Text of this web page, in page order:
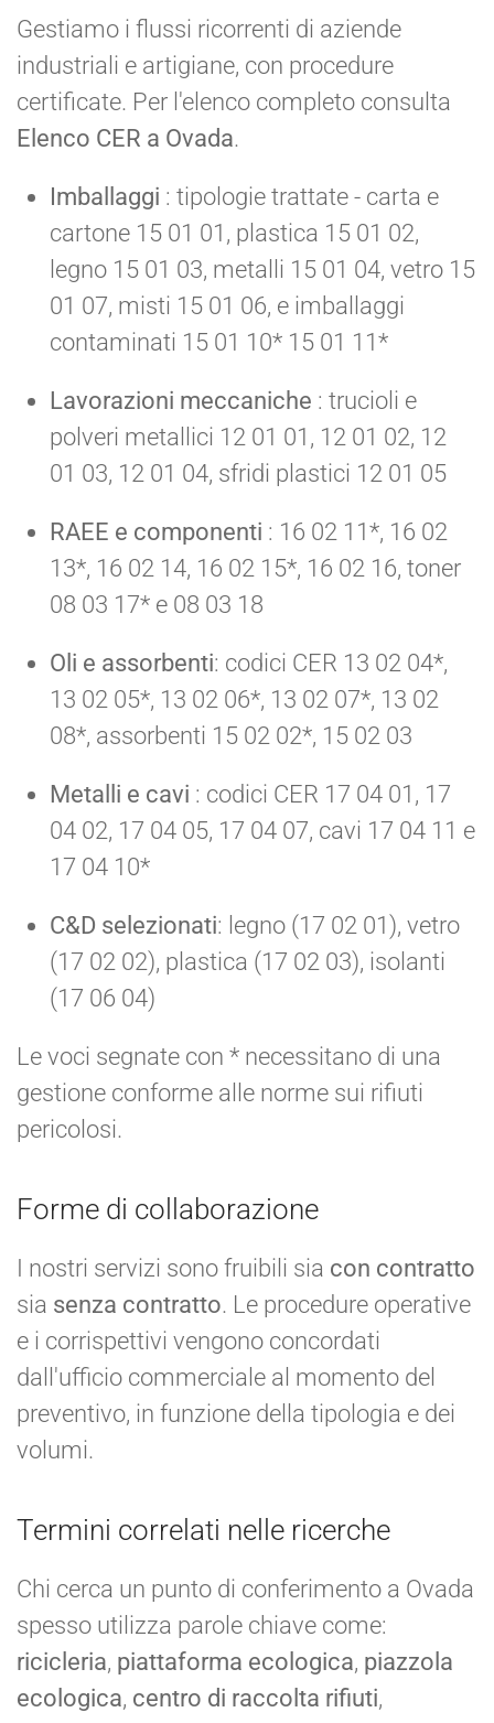
Gestiamo i flussi ricorrenti di aziende
industriali e artigiane, con procedure
certificate. Per l'elenco completo consulta
Elenco CER a Ovada.
Imballaggi : tipologie trattate - carta e
cartone 15 01 01, plastica 15 01 02,
legno 15 01 03, metalli 15 01 04, vetro 15
01 07, misti 15 01 06, e imballaggi
contaminati 15 01 10* 15 01 11*
Lavorazioni meccaniche : trucioli e
polveri metallici 12 01 01, 12 01 02, 12
01 03, 12 01 04, sfridi plastici 12 01 05
RAEE e componenti : 16 02 11*, 16 02
13*, 16 02 14, 16 02 15*, 16 02 16, toner
08 03 17* e 08 03 18
Oli e assorbenti: codici CER 13 02 04*,
13 02 05*, 13 02 06*, 13 02 07*, 13 02
08*, assorbenti 15 02 02*, 15 02 03
Metalli e cavi : codici CER 17 04 01, 17
04 02, 17 04 05, 17 04 07, cavi 17 04 11 e
17 04 10*
C&D selezionati: legno (17 02 01), vetro
(17 02 02), plastica (17 02 03), isolanti
(17 06 04)
Le voci segnate con * necessitano di una
gestione conforme alle norme sui rifiuti
pericolosi.
Forme di collaborazione
I nostri servizi sono fruibili sia con contratto
sia senza contratto. Le procedure operative
e i corrispettivi vengono concordati
dall'ufficio commerciale al momento del
preventivo, in funzione della tipologia e dei
volumi.
Termini correlati nelle ricerche
Chi cerca un punto di conferimento a Ovada
spesso utilizza parole chiave come:
ricicleria, piattaforma ecologica, piazzola
ecologica, centro di raccolta rifiuti,